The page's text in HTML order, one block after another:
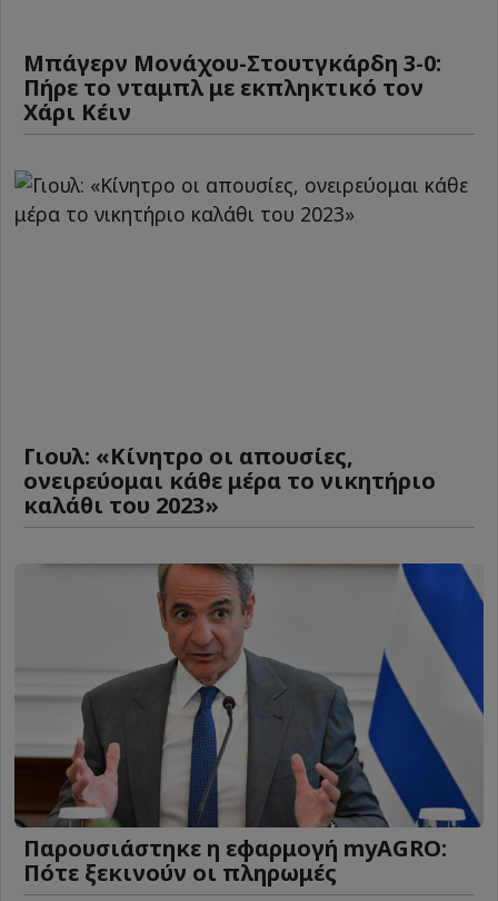
Μπάγερν Μονάχου-Στουτγκάρδη 3-0:
Πήρε το νταμπλ με εκπληκτικό τον
Χάρι Κέιν
Γιουλ: «Κίνητρο οι απουσίες,
ονειρεύομαι κάθε μέρα το νικητήριο
καλάθι του 2023»
Παρουσιάστηκε η εφαρμογή myAGRO:
Πότε ξεκινούν οι πληρωμές